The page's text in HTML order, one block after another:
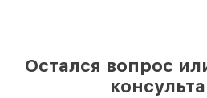
Остался вопрос